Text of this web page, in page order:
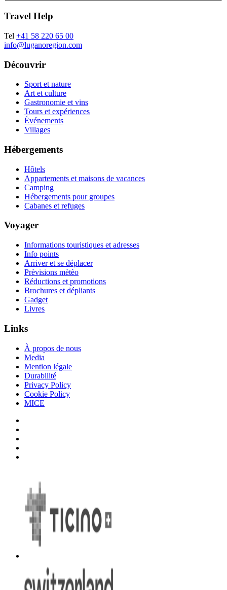
Travel Help
Tel +41 58 220 65 00
info@luganoregion.com
Découvrir
Sport et nature
Art et culture
Gastronomie et vins
Tours et expériences
Événements
Villages
Hébergements
Hôtels
Appartements et maisons de vacances
Camping
Hébergements pour groupes
Cabanes et refuges
Voyager
Informations touristiques et adresses
Info points
Arriver et se déplacer
Prèvisions mètèo
Réductions et promotions
Brochures et dépliants
Gadget
Livres
Links
À propos de nous
Media
Mention légale
Durabilité
Privacy Policy
Cookie Policy
MICE